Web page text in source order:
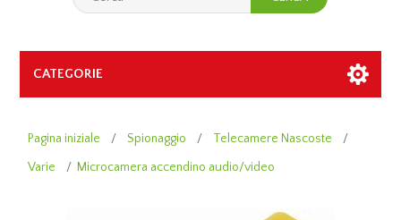
CATEGORIE
Pagina iniziale / Spionaggio / Telecamere Nascoste
/
Varie
/ Microcamera accendino audio/video